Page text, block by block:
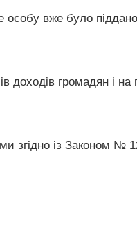
вже було
громадян і на
згідно із Законом №